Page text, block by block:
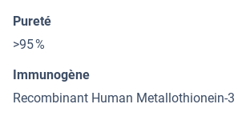
Pureté
>95 %
Immunogène
Recombinant Human Metallothionein-3